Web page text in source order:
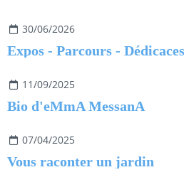
30/06/2026
Expos - Parcours -
11/09/2025
Bio d'eMmA MessanA
07/04/2025
Vous raconter un jardin